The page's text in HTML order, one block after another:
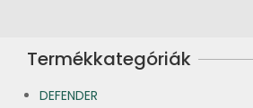
Termékkategóriák
DEFENDER